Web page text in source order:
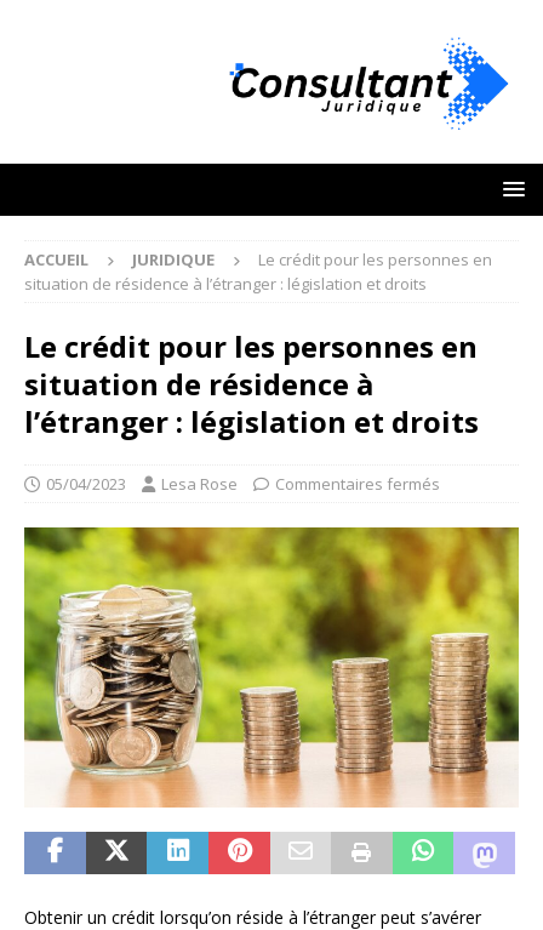
ACCUEIL JURIDIQUE
Le crédit pour les personnes en
situation de résidence à l’étranger : législation et droits
Le crédit pour les personnes en
situation de résidence à
l’étranger : législation et droits
05/04/2023 Lesa Rose Commentaires fermés
Obtenir un crédit lorsqu’on réside à l’étranger peut s’avérer